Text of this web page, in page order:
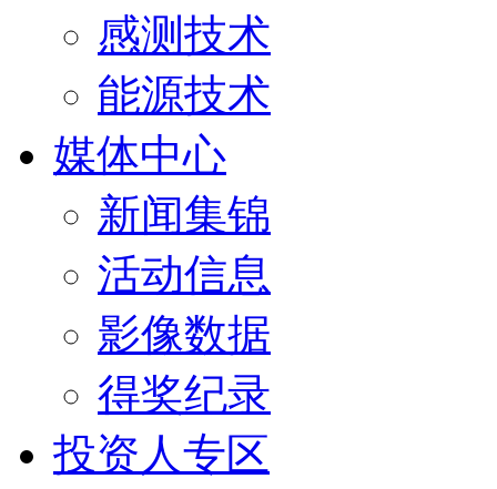
感测技术
能源技术
媒体中心
新闻集锦
活动信息
影像数据
得奖纪录
投资人专区